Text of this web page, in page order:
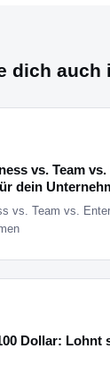
dich auch
vs. Team
dein
vs. Team vs.
Dollar: Lohnt